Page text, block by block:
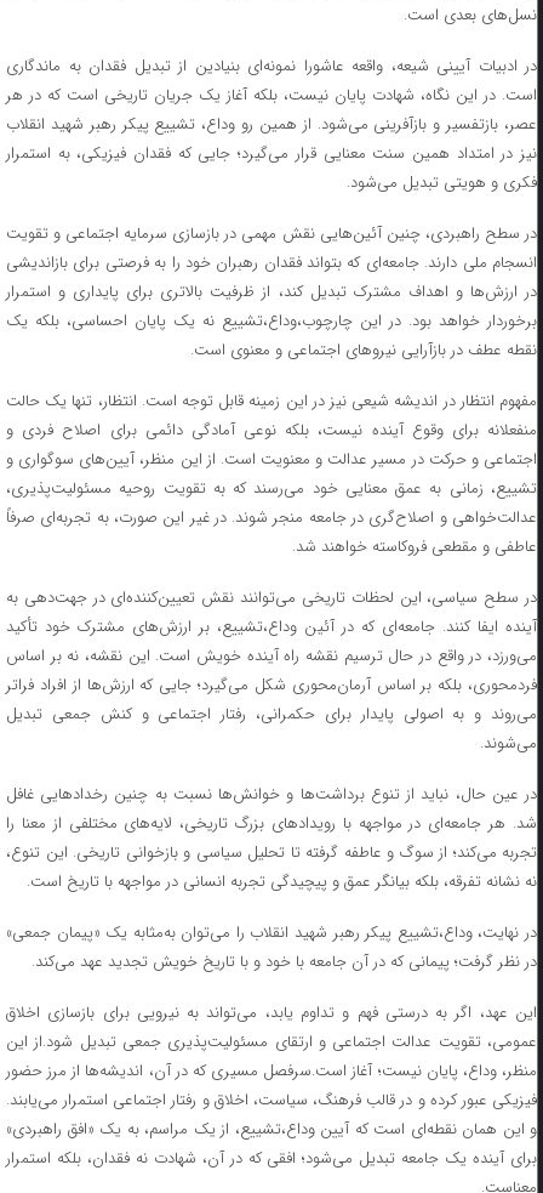
نسل‌های بعدی است.
در ادبیات آیینی شیعه، واقعه عاشورا نمونه‌ای بنیادین از تبدیل فقدان به ماندگاری
است. در این نگاه، شهادت پایان نیست، بلکه آغاز یک جریان تاریخی است که در هر
عصر، بازتفسیر و بازآفرینی می‌شود. از همین رو وداع، تشییع پیکر رهبر شهید انقلاب
نیز در امتداد همین سنت معنایی قرار می‌گیرد؛ جایی که فقدان فیزیکی، به استمرار
فکری و هویتی تبدیل می‌شود.
در سطح راهبردی، چنین آئین‌هایی نقش مهمی در بازسازی سرمایه اجتماعی و تقویت
انسجام ملی دارند. جامعه‌ای که بتواند فقدان رهبران خود را به فرصتی برای بازاندیشی
در ارزش‌ها و اهداف مشترک تبدیل کند، از ظرفیت بالاتری برای پایداری و استمرار
برخوردار خواهد بود. در این چارچوب،وداع،تشییع نه یک پایان احساسی، بلکه یک
نقطه عطف در بازآرایی نیروهای اجتماعی و معنوی است.
مفهوم انتظار در اندیشه شیعی نیز در این زمینه قابل توجه است. انتظار، تنها یک حالت
منفعلانه برای وقوع آینده نیست، بلکه نوعی آمادگی دائمی برای اصلاح فردی و
اجتماعی و حرکت در مسیر عدالت و معنویت است. از این منظر، آیین‌های سوگواری و
تشییع، زمانی به عمق معنایی خود می‌رسند که به تقویت روحیه مسئولیت‌پذیری،
عدالت‌خواهی و اصلاح‌گری در جامعه منجر شوند. در غیر این صورت، به تجربه‌ای صرفاً
عاطفی و مقطعی فروکاسته خواهند شد.
در سطح سیاسی، این لحظات تاریخی می‌توانند نقش تعیین‌کننده‌ای در جهت‌دهی به
آینده ایفا کنند. جامعه‌ای که در آئین وداع،تشییع، بر ارزش‌های مشترک خود تأکید
می‌ورزد، در واقع در حال ترسیم نقشه راه آینده خویش است. این نقشه، نه بر اساس
فردمحوری، بلکه بر اساس آرمان‌محوری شکل می‌گیرد؛ جایی که ارزش‌ها از افراد فراتر
می‌روند و به اصولی پایدار برای حکمرانی، رفتار اجتماعی و کنش جمعی تبدیل
می‌شوند.
در عین حال، نباید از تنوع برداشت‌ها و خوانش‌ها نسبت به چنین رخدادهایی غافل
شد. هر جامعه‌ای در مواجهه با رویدادهای بزرگ تاریخی، لایه‌های مختلفی از معنا را
تجربه می‌کند؛ از سوگ و عاطفه گرفته تا تحلیل سیاسی و بازخوانی تاریخی. این تنوع،
نه نشانه تفرقه، بلکه بیانگر عمق و پیچیدگی تجربه انسانی در مواجهه با تاریخ است.
در نهایت، وداع،تشییع پیکر رهبر شهید انقلاب را می‌توان به‌مثابه یک «پیمان جمعی»
در نظر گرفت؛ پیمانی که در آن جامعه با خود و با تاریخ خویش تجدید عهد می‌کند.
این عهد، اگر به درستی فهم و تداوم یابد، می‌تواند به نیرویی برای بازسازی اخلاق
عمومی، تقویت عدالت اجتماعی و ارتقای مسئولیت‌پذیری جمعی تبدیل شود.از این
منظر، وداع، پایان نیست؛ آغاز است.سرفصل مسیری که در آن، اندیشه‌ها از مرز حضور
فیزیکی عبور کرده و در قالب فرهنگ، سیاست، اخلاق و رفتار اجتماعی استمرار می‌یابند.
و این همان نقطه‌ای است که آیین وداع،تشییع، از یک مراسم، به یک «افق راهبردی»
برای آینده یک جامعه تبدیل می‌شود؛ افقی که در آن، شهادت نه فقدان، بلکه استمرار
معناست.